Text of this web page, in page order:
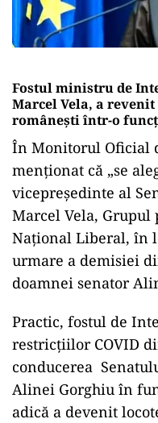
Fostul ministru de
Marcel Vela, a
românești într-o
În Monitorul Oficial
menționat că „se
vicepreședinte al
Marcel Vela,
Național Liberal, în
urmare a demisiei
doamnei senator
Practic, fostul de
restricțiilor COVID
conducerea
Alinei Gorghiu în
adică a devenit